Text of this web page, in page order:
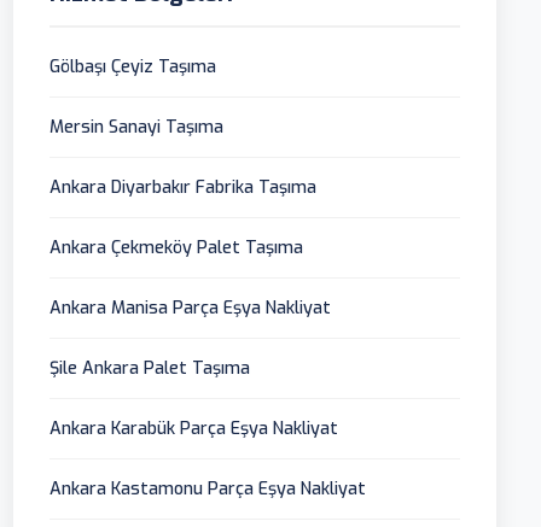
Gölbaşı Çeyiz Taşıma
Mersin Sanayi Taşıma
Ankara Diyarbakır Fabrika Taşıma
Ankara Çekmeköy Palet Taşıma
Ankara Manisa Parça Eşya Nakliyat
Şile Ankara Palet Taşıma
Ankara Karabük Parça Eşya Nakliyat
Ankara Kastamonu Parça Eşya Nakliyat